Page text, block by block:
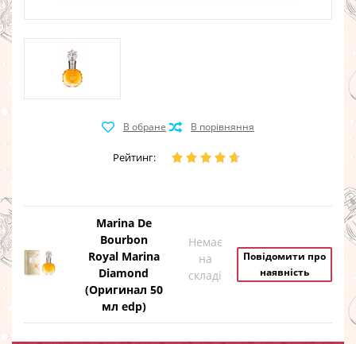
Рейтинг:
Marina De
Bourbon
Royal Marina
Diamond
(Оригинал 50
мл edp)
Немає
на
складі
Повідомити про
наявність